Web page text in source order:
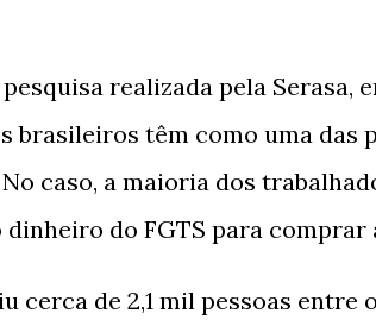
realizada pela Serasa,
brasileiros têm como uma das
caso, a maioria dos
do FGTS para comprar
cerca de 2,1 mil pessoas entre